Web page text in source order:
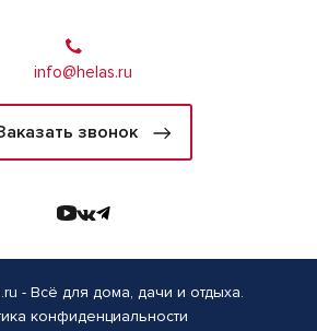
info@helas.ru
звонок
- Всё для дома, дачи и отдыха.
конфиденциальности